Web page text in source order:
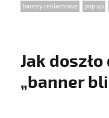
Tags
banery reklamowe pop up
Jak
„banner